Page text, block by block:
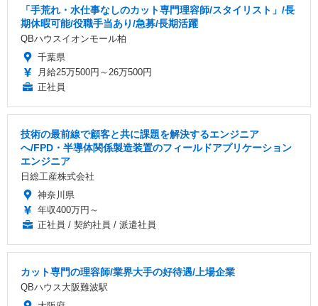
「手荒れ・水仕事なしのカット専門理容師/スタイリスト」/長
期休暇可能/役職手当あり/急募/長期活躍
QBハウスイオンモール柏
千葉県
月給25万500円～26万500円
正社員
技術の最前線で顧客と共に課題を解決するエンジニア
へ/FPD・半導体関係製造装置のフィールドアプリケーション
エンジニア
日総工産株式会社
神奈川県
年収400万円～
正社員 / 契約社員 / 派遣社員
カット専門の理容師/業界大手の好待遇/上場企業
QBハウス大阪難波駅